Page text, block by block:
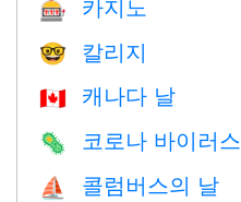
🎰
🤓 칼리지
🇨🇦 캐나다 날
🦠 코로나 바이러스
⛵️ 콜럼버스의 날